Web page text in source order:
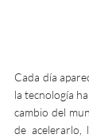
Cada día
la tecnología
cambio del
de